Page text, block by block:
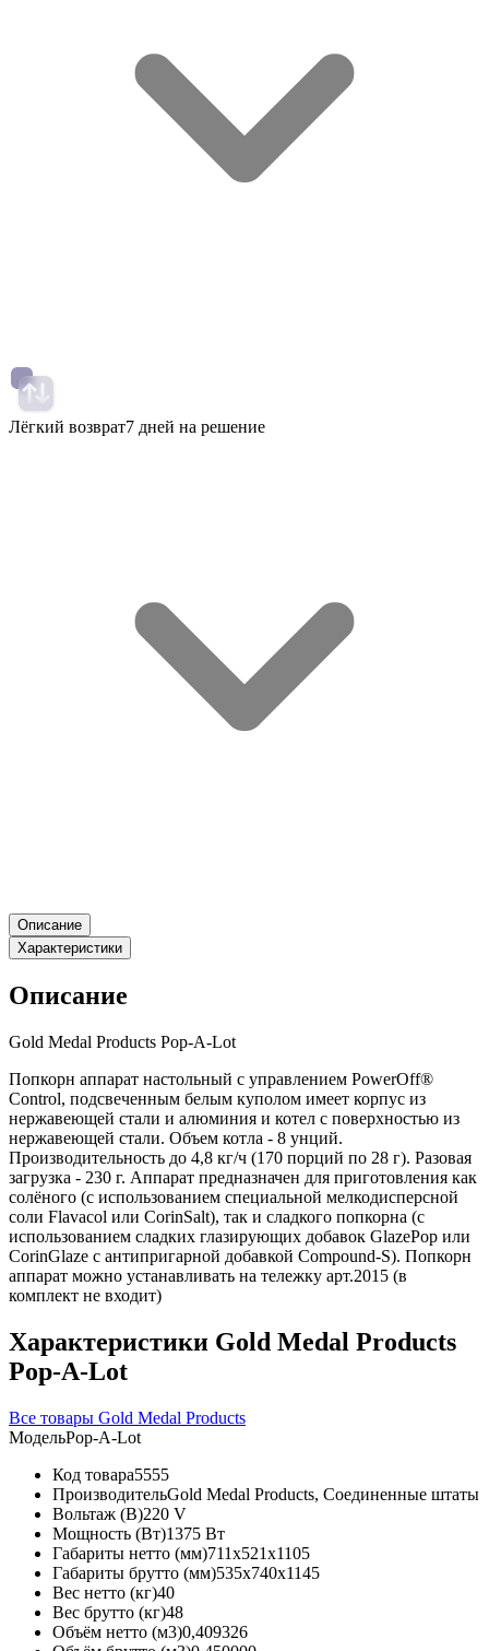
Лёгкий возврат7 дней на решение
Описание
Характеристики
Описание
Gold Medal Products Pop-A-Lot
Попкорн аппарат настольный с управлением PowerOff®
Control, подсвеченным белым куполом имеет корпус из
нержавеющей стали и алюминия и котел с поверхностью из
нержавеющей стали. Объем котла - 8 унций.
Производительность до 4,8 кг/ч (170 порций по 28 г). Разовая
загрузка - 230 г. Аппарат предназначен для приготовления как
солёного (с использованием специальной мелкодисперсной
соли Flavacol или CorinSalt), так и сладкого попкорна (с
использованием сладких глазирующих добавок GlazePop или
CorinGlaze с антипригарной добавкой Compound-S). Попкорн
аппарат можно устанавливать на тележку арт.2015 (в
комплект не входит)
Характеристики Gold Medal Products
Pop-A-Lot
Все товары Gold Medal Products
МодельPop-A-Lot
Код товара5555
ПроизводительGold Medal Products, Соединенные штаты
Вольтаж (В)220 V
Мощность (Вт)1375 Вт
Габариты нетто (мм)711x521x1105
Габариты брутто (мм)535x740x1145
Вес нетто (кг)40
Вес брутто (кг)48
Объём нетто (м3)0,409326